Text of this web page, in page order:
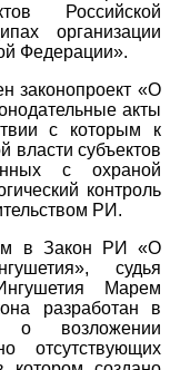
Российской
организации
Федерации».
законопроект «О
акты
с которым к
власти субъектов
с охраной
контроль
РИ.
в Закон РИ «О
судья
Марем
разработан в
о возложении
отсутствующих